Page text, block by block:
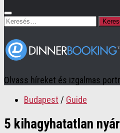
Keresés:
Olvass híreket és izgalmas
Budapest / Guide
5 kihagyhatatlan